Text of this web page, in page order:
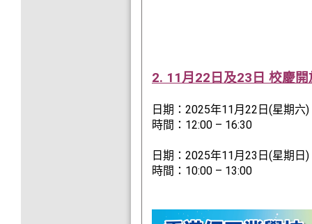
2. 11月22日及23日 校慶開
日期：2025年11月22日(星期六)
時間：12:00 – 16:30
日期：2025年11月23日(星期日)
時間：10:00 – 13:00